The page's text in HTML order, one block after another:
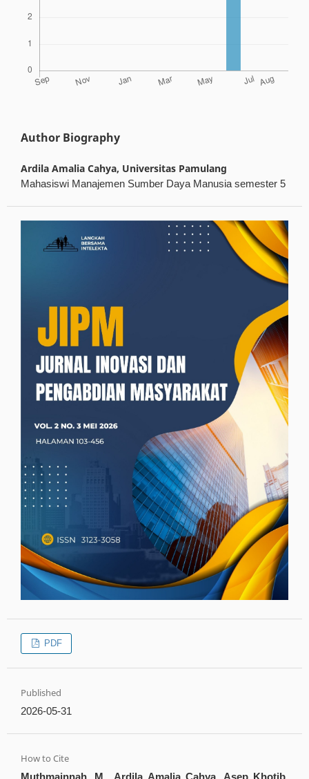
Author Biography
Ardila Amalia Cahya, Universitas Pamulang
Mahasiswi Manajemen Sumber Daya Manusia semester 5
PDF
Published
2026-05-31
How to Cite
Muthmainnah, M., Ardila Amalia Cahya, Asep Khotib,